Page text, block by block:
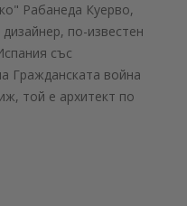
Рабанеда Куерво,
по-известен
със
Гражданската война
той е архитект по